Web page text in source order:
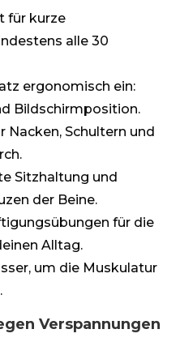
für kurze
alle 30
ergonomisch ein:
Bildschirmposition.
Nacken, Schultern und
Sitzhaltung und
der Beine.
für die
Alltag.
um die Muskulatur
Verspannungen